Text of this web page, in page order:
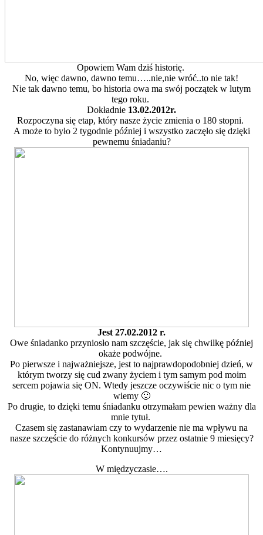
Opowiem Wam dziś historię.
No, więc dawno, dawno temu…..nie,nie wróć..to nie tak!
Nie tak dawno temu, bo historia owa ma swój początek w lutym
tego roku.
Dokładnie 13.02.2012r.
Rozpoczyna się etap, który nasze życie zmienia o 180 stopni.
A może to było 2 tygodnie później i wszystko zaczęło się dzięki
pewnemu śniadaniu?
Jest 27.02.2012 r.
Owe śniadanko przyniosło nam szczęście, jak się chwilkę później
okaże podwójne.
Po pierwsze i najważniejsze, jest to najprawdopodobniej dzień, w
którym tworzy się cud zwany życiem i tym samym pod moim
sercem pojawia się ON. Wtedy jeszcze oczywiście nic o tym nie
wiemy 🙂
Po drugie, to dzięki temu śniadanku otrzymałam pewien ważny dla
mnie tytuł.
Czasem się zastanawiam czy to wydarzenie nie ma wpływu na
nasze szczęście do różnych konkursów przez ostatnie 9 miesięcy?
Kontynuujmy…
W międzyczasie….